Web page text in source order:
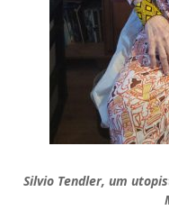
Silvio Tendler, um